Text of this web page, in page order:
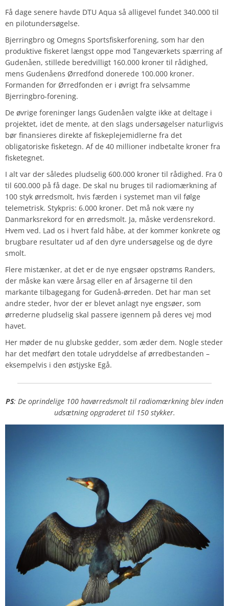
Få dage senere havde DTU Aqua så alligevel fundet 340.000 til
en pilotundersøgelse.
Bjerringbro og Omegns Sportsfiskerforening, som har den
produktive fiskeret længst oppe mod Tangeværkets spærring af
Gudenåen, stillede beredvilligt 160.000 kroner til rådighed,
mens Gudenåens Ørredfond donerede 100.000 kroner.
Formanden for Ørredfonden er i øvrigt fra selvsamme
Bjerringbro-forening.
De øvrige foreninger langs Gudenåen valgte ikke at deltage i
projektet, idet de mente, at den slags undersøgelser naturligvis
bør finansieres direkte af fiskeplejemidlerne fra det
obligatoriske fisketegn. Af de 40 millioner indbetalte kroner fra
fisketegnet.
I alt var der således pludselig 600.000 kroner til rådighed. Fra 0
til 600.000 på få dage. De skal nu bruges til radiomærkning af
100 styk ørredsmolt, hvis færden i systemet man vil følge
telemetrisk. Stykpris: 6.000 kroner. Det må nok være ny
Danmarksrekord for en ørredsmolt. Ja, måske verdensrekord.
Hvem ved. Lad os i hvert fald håbe, at der kommer konkrete og
brugbare resultater ud af den dyre undersøgelse og de dyre
smolt.
Flere mistænker, at det er de nye engsøer opstrøms Randers,
der måske kan være årsag eller en af årsagerne til den
markante tilbagegang for Gudenå-ørreden. Det har man set
andre steder, hvor der er blevet anlagt nye engsøer, som
ørrederne pludselig skal passere igennem på deres vej mod
havet.
Her møder de nu glubske gedder, som æder dem. Nogle steder
har det medført den totale udryddelse af ørredbestanden –
eksempelvis i den østjyske Egå.
PS: De oprindelige 100 havørredsmolt til radiomærkning blev inden
udsætning opgraderet til 150 stykker.